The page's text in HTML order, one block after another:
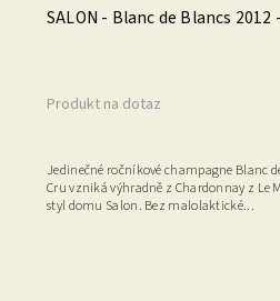
SALON - Blanc de Blancs
Produkt na dotaz
Jedinečné ročníkové champagne Blanc
Cru vzniká výhradně z Chardonnay z Le
styl domu Salon. Bez malolaktické...